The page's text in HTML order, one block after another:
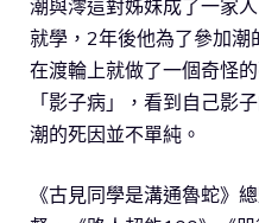
潮與澪這對姊妹成了一家
就學，2年後他為了參加
在渡輪上就做了一個奇怪
「影子病」，看到自己影
潮的死因並不單純。
《古見同學是溝通魯蛇》